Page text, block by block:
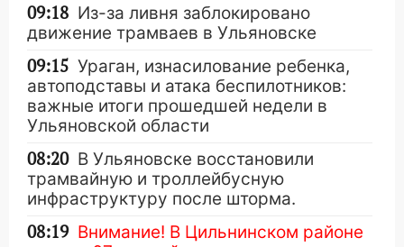
09:18 Из-за ливня заблокировано
движение трамваев в Ульяновске
09:15 Ураган, изнасилование ребенка,
автоподставы и атака беспилотников:
важные итоги прошедшей недели в
Ульяновской области
08:20 В Ульяновске восстановили
трамвайную и троллейбусную
инфраструктуру после шторма.
08:19 Внимание! В Цильнинском районе